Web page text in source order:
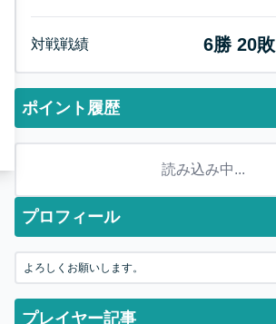
対戦戦績 6勝 20敗
ポイント履歴
読み込み中...
プロフィール
よろしくお願いします。
プレイヤー記事